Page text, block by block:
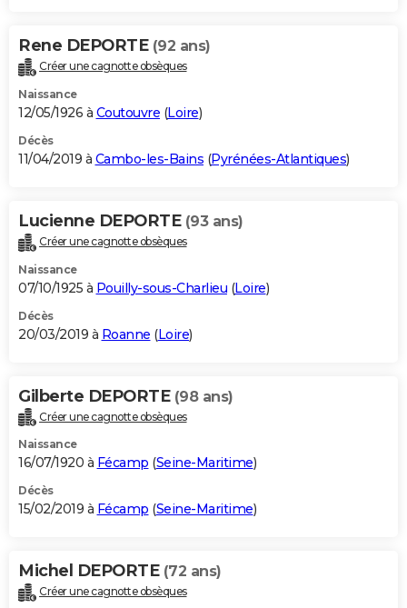
Rene DEPORTE (92 ans)
Créer une cagnotte obsèques
Naissance
12/05/1926 à Coutouvre (Loire)
Décès
11/04/2019 à Cambo-les-Bains (Pyrénées-Atlantiques)
Lucienne DEPORTE (93 ans)
Créer une cagnotte obsèques
Naissance
07/10/1925 à Pouilly-sous-Charlieu (Loire)
Décès
20/03/2019 à Roanne (Loire)
Gilberte DEPORTE (98 ans)
Créer une cagnotte obsèques
Naissance
16/07/1920 à Fécamp (Seine-Maritime)
Décès
15/02/2019 à Fécamp (Seine-Maritime)
Michel DEPORTE (72 ans)
Créer une cagnotte obsèques